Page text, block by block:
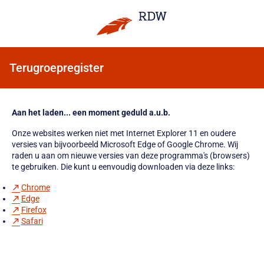
Terugroepregister
Aan het laden... een moment geduld a.u.b.
Onze websites werken niet met Internet Explorer 11 en oudere
versies van bijvoorbeeld Microsoft Edge of Google Chrome. Wij
raden u aan om nieuwe versies van deze programma's (browsers)
te gebruiken. Die kunt u eenvoudig downloaden via deze links:
Chrome
Edge
Firefox
Safari